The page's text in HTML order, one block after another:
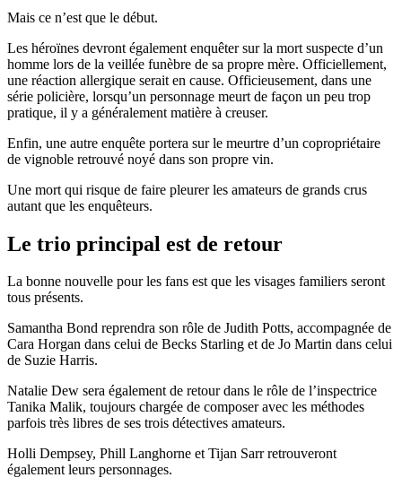
Mais ce n’est que le début.
Les héroïnes devront également enquêter sur la mort suspecte d’un
homme lors de la veillée funèbre de sa propre mère. Officiellement,
une réaction allergique serait en cause. Officieusement, dans une
série policière, lorsqu’un personnage meurt de façon un peu trop
pratique, il y a généralement matière à creuser.
Enfin, une autre enquête portera sur le meurtre d’un copropriétaire
de vignoble retrouvé noyé dans son propre vin.
Une mort qui risque de faire pleurer les amateurs de grands crus
autant que les enquêteurs.
Le trio principal est de retour
La bonne nouvelle pour les fans est que les visages familiers seront
tous présents.
Samantha Bond reprendra son rôle de Judith Potts, accompagnée de
Cara Horgan dans celui de Becks Starling et de Jo Martin dans celui
de Suzie Harris.
Natalie Dew sera également de retour dans le rôle de l’inspectrice
Tanika Malik, toujours chargée de composer avec les méthodes
parfois très libres de ses trois détectives amateurs.
Holli Dempsey, Phill Langhorne et Tijan Sarr retrouveront
également leurs personnages.